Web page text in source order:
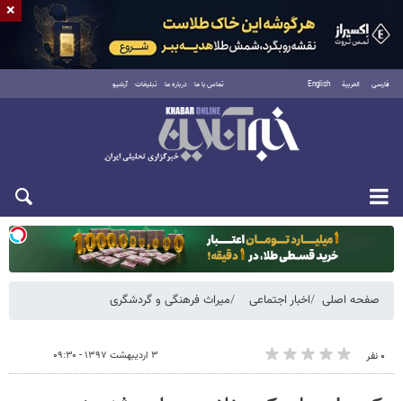
فارسی العربية English تماس با ما درباره ما تبلیغات آرشیو
یکشنبه ۱۸ مرداد ۱۴۰۵
صفحه اصلی اخبار اجتماعی میراث فرهنگی و گردشگری
۰ نفر ۳ اردیبهشت ۱۳۹۷ - ۰۹:۳۰
×